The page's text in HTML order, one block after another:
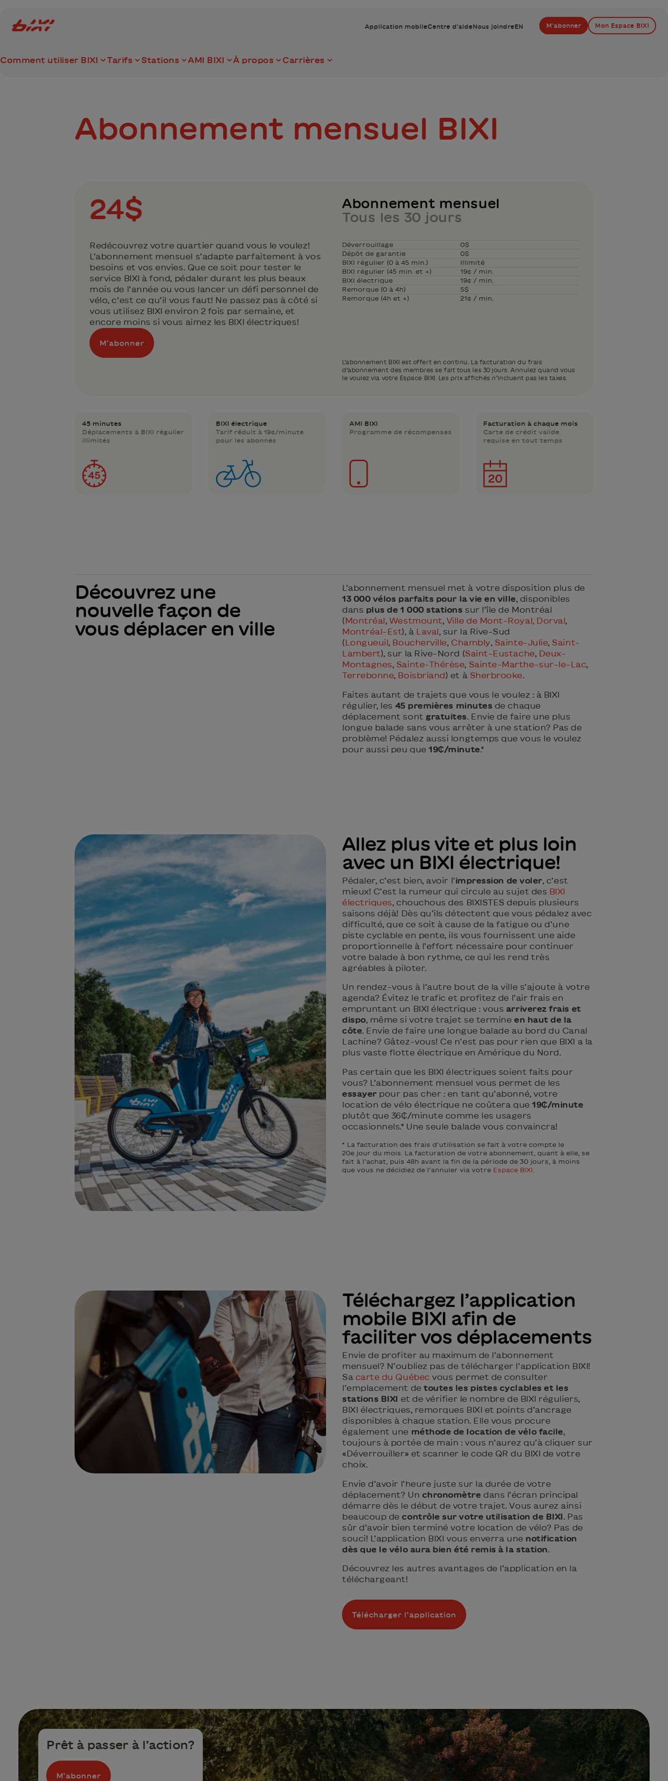
Logo Bixi Montréal Application mobileCentre d'aideNous joindreEN M'abonner Mon Espace BIXI
Comment utiliser BIXI Tarifs Stations AMI BIXI À propos Carrières
Abonnement mensuel BIXI
24$
Abonnement mensuel
Tous les 30 jours
Redécouvrez votre quartier quand vous le voulez!
L’abonnement mensuel s’adapte parfaitement à vos
besoins et vos envies. Que ce soit pour tester le
service BIXI à fond, pédaler durant les plus beaux
mois de l’année ou vous lancer un défi personnel de
vélo, c’est ce qu’il vous faut! Ne passez pas à côté si
vous utilisez BIXI environ 2 fois par semaine, et
encore moins si vous aimez les BIXI électriques!
M’abonner
Déverrouillage
0$
Dépôt de garantie
0$
BIXI régulier (0 à 45 min.)
Illimité
BIXI régulier (45 min. et +)
19¢ / min.
BIXI électrique
19¢ / min.
Remorque (0 à 4h)
5$
Remorque (4h et +)
21¢ / min.
L’abonnement BIXI est offert en continu. La facturation du frais
d’abonnement des membres se fait tous les 30 jours. Annulez quand vous
le voulez via votre Espace BIXI. Les prix affichés n’incluent pas les taxes.
45 minutes
Déplacements à BIXI régulier
illimités
BIXI électrique
Tarif réduit à 19¢/minute
pour les abonnés
AMI BIXI
Programme de récompenses
Facturation à chaque mois
Carte de crédit valide
requise en tout temps
Découvrez une
nouvelle façon de
vous déplacer en ville
L’abonnement mensuel met à votre disposition plus de
13 000 vélos parfaits pour la vie en ville , disponibles
dans plus de 1 000 stations sur l’île de Montréal
(Montréal Westmount Ville de Mont-Royal, Dorval
Montréal-Est), à Laval , sur la Rive-Sud
(Longueuil Boucherville Chambly Sainte-Julie Saint-
Lambert), sur la Rive-Nord (Saint-Eustache
Deux-
Montagnes Sainte-Thérèse Sainte-Marthe-sur-le-Lac
Terrebonne Boisbriand) et à Sherbrooke
Faites autant de trajets que vous le voulez : à BIXI
régulier, les 45 premières minutes de chaque
déplacement sont gratuites . Envie de faire une plus
longue balade sans vous arrêter à une station? Pas de
problème! Pédalez aussi longtemps que vous le voulez
pour aussi peu que19₵/minute.*
Allez plus vite et plus loin
avec un BIXI électrique!
Pédaler, c’est bien, avoir l’impression de voler, c’est
mieux! C’est la rumeur qui circule au sujet des BIXI
électriques , chouchous des BIXISTES depuis plusieurs
saisons déjà! Dès qu’ils détectent que vous pédalez avec
difficulté, que ce soit à cause de la fatigue ou d’une
piste cyclable en pente, ils vous fournissent une aide
proportionnelle à l’effort nécessaire pour continuer
votre balade à bon rythme, ce qui les rend très
agréables à piloter.
Un rendez-vous à l’autre bout de la ville s’ajoute à votre
agenda? Évitez le trafic et profitez de l’air frais en
empruntant un BIXI électrique : vous arriverez frais et
dispo, même si votre trajet se termine en haut de la
côte. Envie de faire une longue balade au bord du Canal
Lachine? Gâtez-vous! Ce n’est pas pour rien que BIXI a la
plus vaste flotte électrique en Amérique du Nord.
Pas certain que les BIXI électriques soient faits pour
vous? L’abonnement mensuel vous permet de les
essayerpour pas cher : en tant qu’abonné, votre
location de vélo électrique ne coûtera que19₵/minute
plutôt que 36₵/minute comme les usagers
occasionnels.* Une seule balade vous convaincra!
* La facturation des frais d’utilisation se fait à votre compte le
20e jour du mois. La facturation de votre abonnement, quant à elle, se
fait à l’achat, puis 48h avant la fin de la période de 30 jours, à moins
que vous ne décidiez de l’annuler via votre Espace BIXI
Téléchargez l’application
mobile BIXI afin de
faciliter vos déplacements
Envie de profiter au maximum de l’abonnement
mensuel? N’oubliez pas de télécharger l’application BIXI!
Sa carte du Québec vous permet de consulter
l’emplacement detoutes les pistes cyclables et les
stations BIXI et de vérifier le nombre de BIXI réguliers,
BIXI électriques, remorques BIXI et points d’ancrage
disponibles à chaque station. Elle vous procure
également une méthode de location de vélo facile
toujours à portée de main : vous n’aurez qu’à cliquer sur
«Déverrouiller» et scanner le code QR du BIXI de votre
choix.
Envie d’avoir l’heure juste sur la durée de votre
déplacement? Un chronomètre dans l’écran principal
démarre dès le début de votre trajet. Vous aurez ainsi
beaucoup de contrôle sur votre utilisation de BIXI . Pas
sûr d’avoir bien terminé votre location de vélo? Pas de
souci! L’application BIXI vous enverra une notification
dès que le vélo aura bien été remis à la station
Découvrez les autres avantages de l’application en la
téléchargeant!
Télécharger l’application
Prêt à passer à l’action?
M’abonner